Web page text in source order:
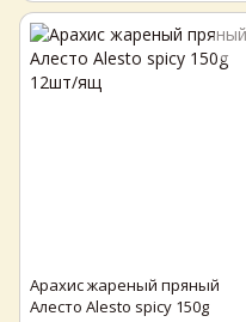
Арахис жареный пряный
Алесто Alesto spicy 150g